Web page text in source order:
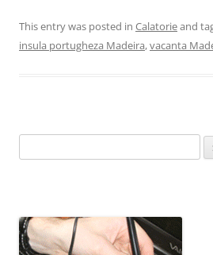
This entry was posted in Calatorieand
insula portugheza Madeira,vacanta
for: